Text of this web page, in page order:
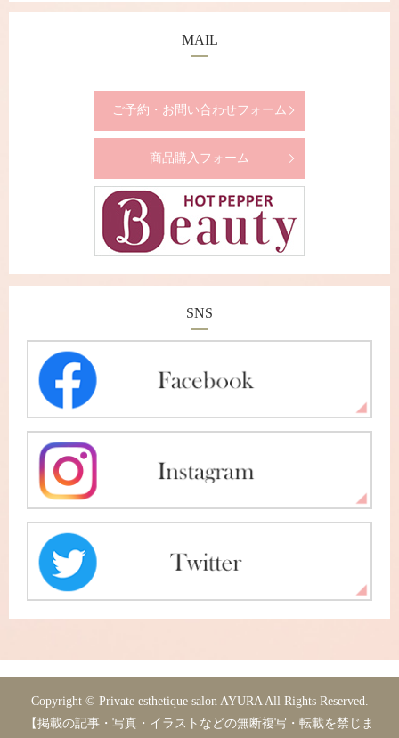
MAIL
ご予約・お問い合わせフォーム
商品購入フォーム
SNS
Copyright © Private esthetique salon AYURA All Rights Reserved.
【掲載の記事・写真・イラストなどの無断複写・転載を禁じま